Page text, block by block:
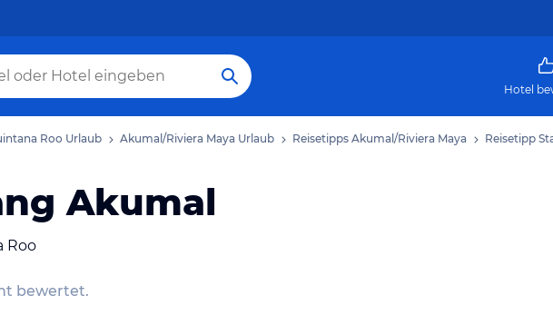
Hotel
Roo Urlaub Akumal/Riviera Maya Urlaub Reisetipps Akumal/Riviera Maya Reisetipp
Akumal
Roo
bewertet.